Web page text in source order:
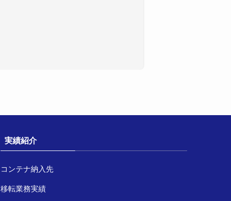
実績紹介
コンテナ納入先
移転業務実績